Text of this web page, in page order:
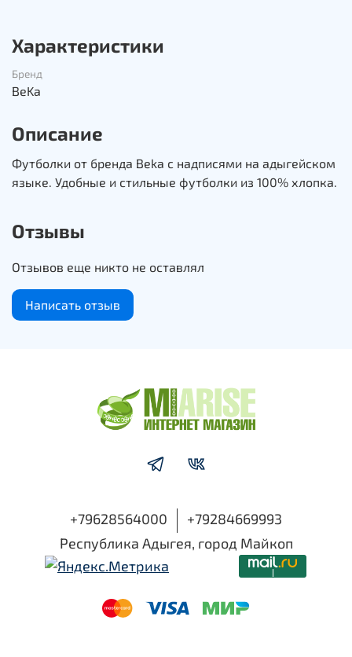
Характеристики
Бренд
BeKa
Описание
Футболки от бренда Beka с надписями на адыгейском
языке. Удобные и стильные футболки из 100% хлопка.
Отзывы
Отзывов еще никто не оставлял
Написать отзыв
+79628564000
+79284669993
Республика Адыгея, город Майкоп